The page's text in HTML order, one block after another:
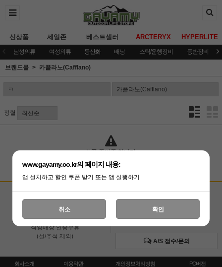
신상품 세일존 베스트셀러 ARCTERYX HYPERLITE
남성의류 여성의류 등산화 배낭 스틱/운행장비 등반장비
브랜드몰 카플라노(Cafflano)
정렬
상품 준비중 입니다.
고객상담센터
온라인 : 02-3409-0337
직영매장 : 02-3409-0339
직영매장 연중무휴
(설/추석 제외)
입금계좌안내
국민은행 051001-04-100255
A/S 접수/문의
회사소개 이용약관 개인정보처리방침 PC버전
www.gayamy.co.kr의 페이지 내용:
앱 설치하고 할인 쿠폰 받기 또는 앱 실행하기
취소 확인